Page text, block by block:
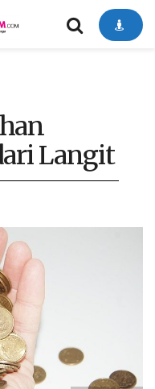
Langit